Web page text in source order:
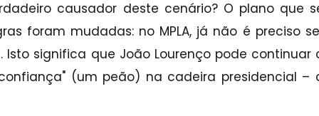
causador deste cenário? O plano que
foram mudadas: no MPLA, já não é preciso
significa que João Lourenço pode continuar
(um peão) na cadeira presidencial –